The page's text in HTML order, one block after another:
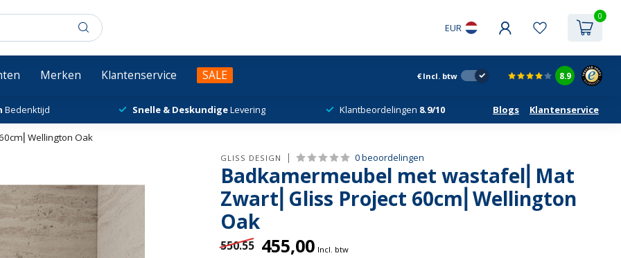
EUR
0
Merken Klantenservice SALE € Incl. btw 8.9
Bedenktijd Snelle & DeskundigeLevering Klantbeordelingen 8.9/10 Blogs Klantenservice
Oak
GLISS DESIGN 0 beoordelingen
Badkamermeubel met wastafel⎢Mat
Zwart⎢Gliss Project 60cm⎢Wellington
Oak
550.55 455,00 Incl. btw